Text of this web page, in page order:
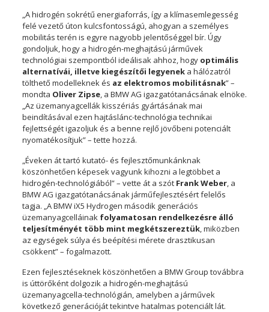
„A hidrogén sokrétű energiaforrás, így a klímasemlegesség
felé vezető úton kulcsfontosságú, ahogyan a személyes
mobilitás terén is egyre nagyobb jelentőséggel bír. Úgy
gondoljuk, hogy a hidrogén-meghajtású járművek
technológiai szempontból ideálisak ahhoz, hogy optimális
alternatívái, illetve kiegészítői legyeneka hálózatról
tölthető modelleknek és az elektromos mobilitásnak” –
mondta Oliver Zipse, a BMW AG igazgatótanácsának elnöke.
„Az üzemanyagcellák kisszériás gyártásának mai
beindításával ezen hajtáslánc-technológia technikai
fejlettségét igazoljuk és a benne rejlő jövőbeni potenciált
nyomatékosítjuk” – tette hozzá.
„Éveken át tartó kutató- és fejlesztőmunkánknak
köszönhetően képesek vagyunk kihozni a legtöbbet a
hidrogén-technológiából” – vette át a szót Frank Weber, a
BMW AG igazgatótanácsának járműfejlesztésért felelős
tagja. „A BMW iX5 Hydrogen második generációs
üzemanyagcelláinak folyamatosan rendelkezésre álló
teljesítményét több mint megkétszereztük, miközben
az egységek súlya és beépítési mérete drasztikusan
csökkent” – fogalmazott.
Ezen fejlesztéseknek köszönhetően a BMW Group továbbra
is úttörőként dolgozik a hidrogén-meghajtású
üzemanyagcella-technológián, amelyben a járművek
következő generációját tekintve hatalmas potenciált lát.